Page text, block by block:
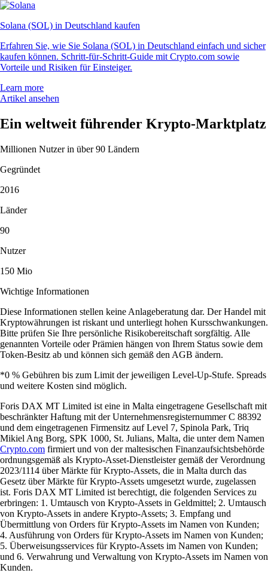
Solana (SOL) in Deutschland kaufen
Erfahren Sie, wie Sie Solana (SOL) in Deutschland einfach und sicher
kaufen können. Schritt-für-Schritt-Guide mit Crypto.com sowie
Vorteile und Risiken für Einsteiger.
Learn more
Artikel ansehen
Ein weltweit führender Krypto-Marktplatz
Millionen Nutzer in über 90 Ländern
Gegründet
2016
Länder
90
Nutzer
150 Mio
Wichtige Informationen
Diese Informationen stellen keine Anlageberatung dar. Der Handel mit
Kryptowährungen ist riskant und unterliegt hohen Kursschwankungen.
Bitte prüfen Sie Ihre persönliche Risikobereitschaft sorgfältig. Alle
genannten Vorteile oder Prämien hängen von Ihrem Status sowie dem
Token-Besitz ab und können sich gemäß den AGB ändern.
*0 % Gebühren bis zum Limit der jeweiligen Level-Up-Stufe. Spreads
und weitere Kosten sind möglich.
Foris DAX MT Limited ist eine in Malta eingetragene Gesellschaft mit
beschränkter Haftung mit der Unternehmensregisternummer C 88392
und dem eingetragenen Firmensitz auf Level 7, Spinola Park, Triq
Mikiel Ang Borg, SPK 1000, St. Julians, Malta, die unter dem Namen
Crypto.com firmiert und von der maltesischen Finanzaufsichtsbehörde
ordnungsgemäß als Krypto-Asset-Dienstleister gemäß der Verordnung
2023/1114 über Märkte für Krypto-Assets, die in Malta durch das
Gesetz über Märkte für Krypto-Assets umgesetzt wurde, zugelassen
ist. Foris DAX MT Limited ist berechtigt, die folgenden Services zu
erbringen: 1. Umtausch von Krypto-Assets in Geldmittel; 2. Umtausch
von Krypto-Assets in andere Krypto-Assets; 3. Empfang und
Übermittlung von Orders für Krypto-Assets im Namen von Kunden;
4. Ausführung von Orders für Krypto-Assets im Namen von Kunden;
5. Überweisungsservices für Krypto-Assets im Namen von Kunden;
und 6. Verwahrung und Verwaltung von Krypto-Assets im Namen von
Kunden.